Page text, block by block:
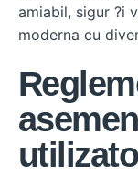
amiabil, sigur ?i
moderna cu